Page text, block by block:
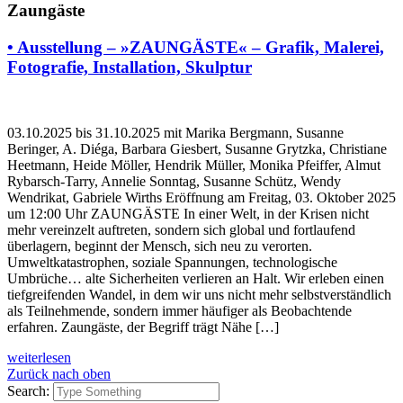
Zaungäste
• Ausstellung – »ZAUNGÄSTE« – Grafik, Malerei,
Fotografie, Installation, Skulptur
03.10.2025 bis 31.10.2025 mit Marika Bergmann, Susanne
Beringer, A. Diéga, Barbara Giesbert, Susanne Grytzka, Christiane
Heetmann, Heide Möller, Hendrik Müller, Monika Pfeiffer, Almut
Rybarsch-Tarry, Annelie Sonntag, Susanne Schütz, Wendy
Wendrikat, Gabriele Wirths Eröffnung am Freitag, 03. Oktober 2025
um 12:00 Uhr ZAUNGÄSTE In einer Welt, in der Krisen nicht
mehr vereinzelt auftreten, sondern sich global und fortlaufend
überlagern, beginnt der Mensch, sich neu zu verorten.
Umweltkatastrophen, soziale Spannungen, technologische
Umbrüche… alte Sicherheiten verlieren an Halt. Wir erleben einen
tiefgreifenden Wandel, in dem wir uns nicht mehr selbstverständlich
als Teilnehmende, sondern immer häufiger als Beobachtende
erfahren. Zaungäste, der Begriff trägt Nähe […]
weiterlesen
Zurück nach oben
Search: